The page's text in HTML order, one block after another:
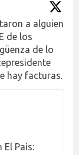
a alguien
de los
de lo
hay facturas.
El País: